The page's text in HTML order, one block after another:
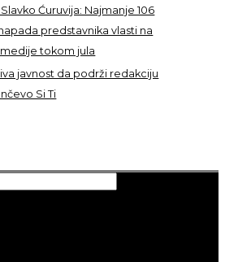
Ćuruvija: Najmanje 106
predstavnika vlasti na
tokom jula
javnost da podrži redakciju
Si Ti